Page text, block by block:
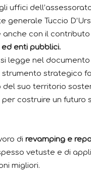
uffici
Tuccio
con il
enti pubblici.
legge nel
strategico
suo territorio
costruire un futuro
di revamping e
vetuste e di
migliori.